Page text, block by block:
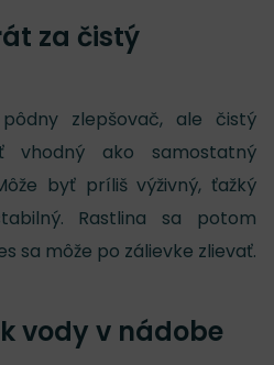
za čistý
zlepšovač, ale čistý
vhodný ako samostatný
byť príliš výživný, ťažký
Rastlina sa potom
sa môže po zálievke zlievať.
vody v nádobe